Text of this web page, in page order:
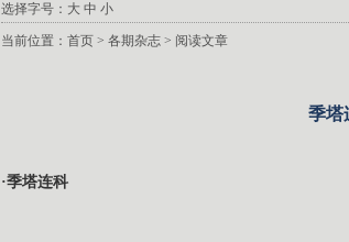
选择字号： 大 中 小
当前位置： 首页 > 各期杂志 > 阅读文章
季塔
·季塔连科